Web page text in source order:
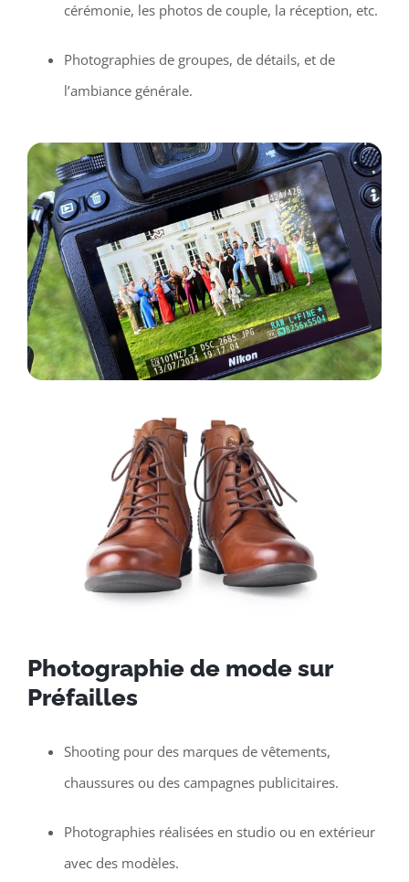
cérémonie, les photos de couple, la réception, etc.
Photographies de groupes, de détails, et de
l’ambiance générale.
Photographie de mode sur
Préfailles
Shooting pour des marques de vêtements,
chaussures ou des campagnes publicitaires.
Photographies réalisées en studio ou en extérieur
avec des modèles.